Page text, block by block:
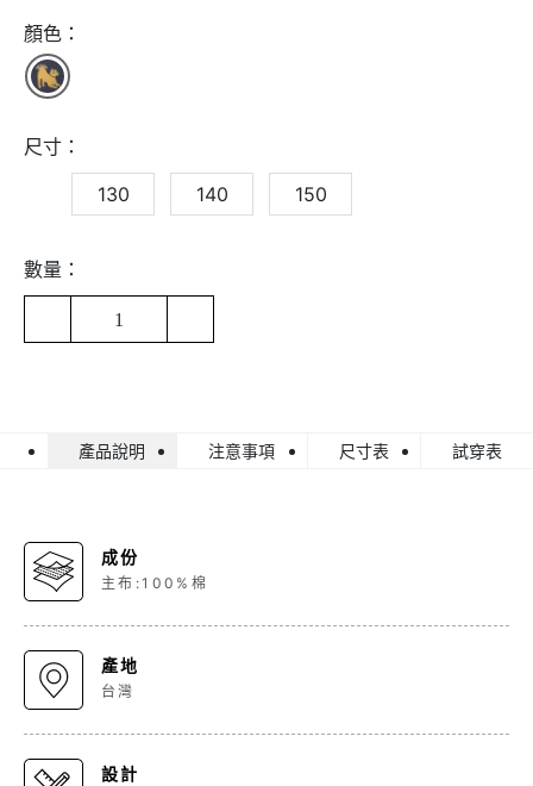
顏色：
尺寸：
130
140 150
數量：
1
產品說明 注意事項 尺寸表 試穿表
成份
主布:100%棉
產地
台灣
設計